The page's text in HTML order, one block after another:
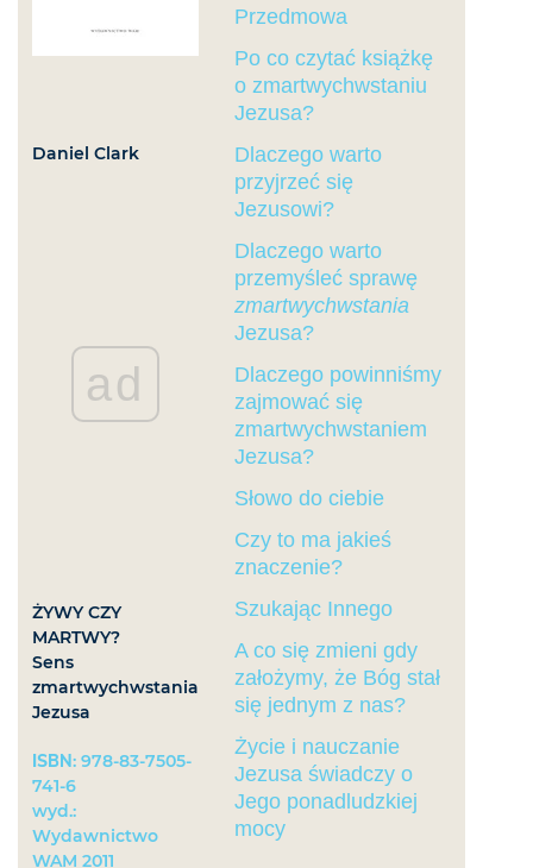
Daniel Clark
ad
ŻYWY CZY
MARTWY?
Sens
zmartwychwstania
Jezusa
ISBN: 978-83-7505-
741-6
wyd.:
Wydawnictwo
WAM 2011
Przedmowa
Po co czytać książkę
o zmartwychwstaniu
Jezusa?
Dlaczego warto
przyjrzeć się
Jezusowi?
Dlaczego warto
przemyśleć sprawę
zmartwychwstania
Jezusa?
Dlaczego powinniśmy
zajmować się
zmartwychwstaniem
Jezusa?
Słowo do ciebie
Czy to ma jakieś
znaczenie?
Szukając Innego
A co się zmieni gdy
założymy, że Bóg stał
się jednym z nas?
Życie i nauczanie
Jezusa świadczy o
Jego ponadludzkiej
mocy